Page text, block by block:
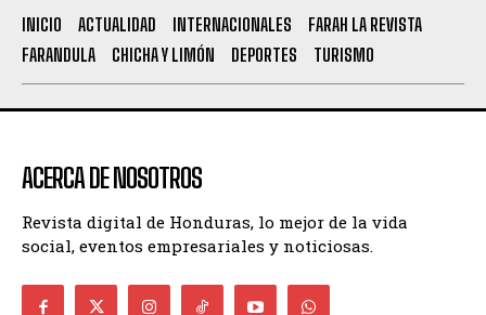
INICIO ACTUALIDAD INTERNACIONALES
FARAH LA REVISTA
FARANDULA
CHICHA Y LIMÓN DEPORTES TURISMO
ACERCA DE NOSOTROS
Revista digital de Honduras, lo mejor de la vida
social, eventos empresariales y noticiosas.